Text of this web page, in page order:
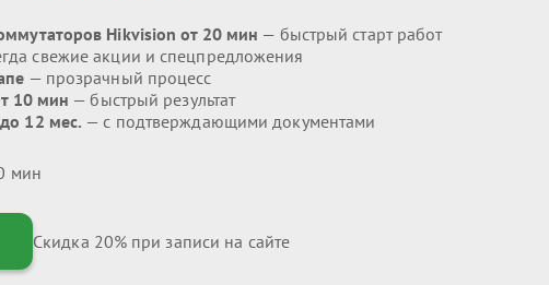
Hikvision от 20 мин — быстрый старт работ
свежие акции и спецпредложения
— прозрачный процесс
10 мин — быстрый результат
12 мес. — с подтверждающими документами
мин
Скидка 20% при записи на сайте